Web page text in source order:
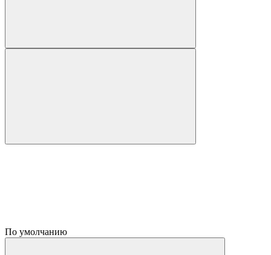
По умолчанию